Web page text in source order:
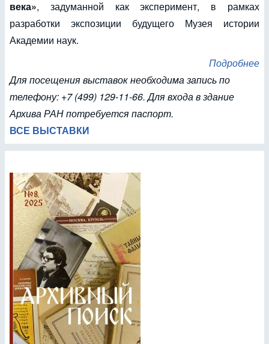
века», задуманной как эксперимент, в рамках
разработки экспозиции будущего Музея истории
Академии наук.
Подробнее
Для посещения выставок необходима запись по
телефону: +7 (499) 129-11-66. Для входа в здание
Архива РАН потребуется паспорт.
ВСЕ ВЫСТАВКИ